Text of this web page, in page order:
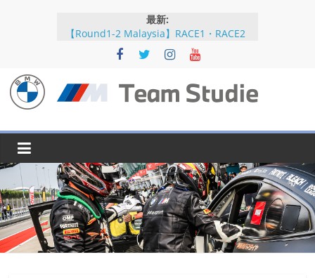
へ
キ
プ
最新:
【Round1-2 Malaysia】RACE1・RACE2
【Round5-6 JAPAN】RACE2
【Round5-6 JAPAN】RACE1・RACE2予選
【Round3-4 Indonesia】RACE1・RACE2
BMW
M
Team
Studie
SUPER